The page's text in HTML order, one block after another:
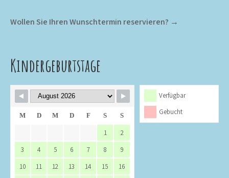
Wollen Sie Ihren Wunschtermin reservieren? →
Kindergeburtstage
Verfügbar
Gebucht
M D M D F S S
1
2
3
4 5 6 7 8
9
10
11 12 13 14 15
16